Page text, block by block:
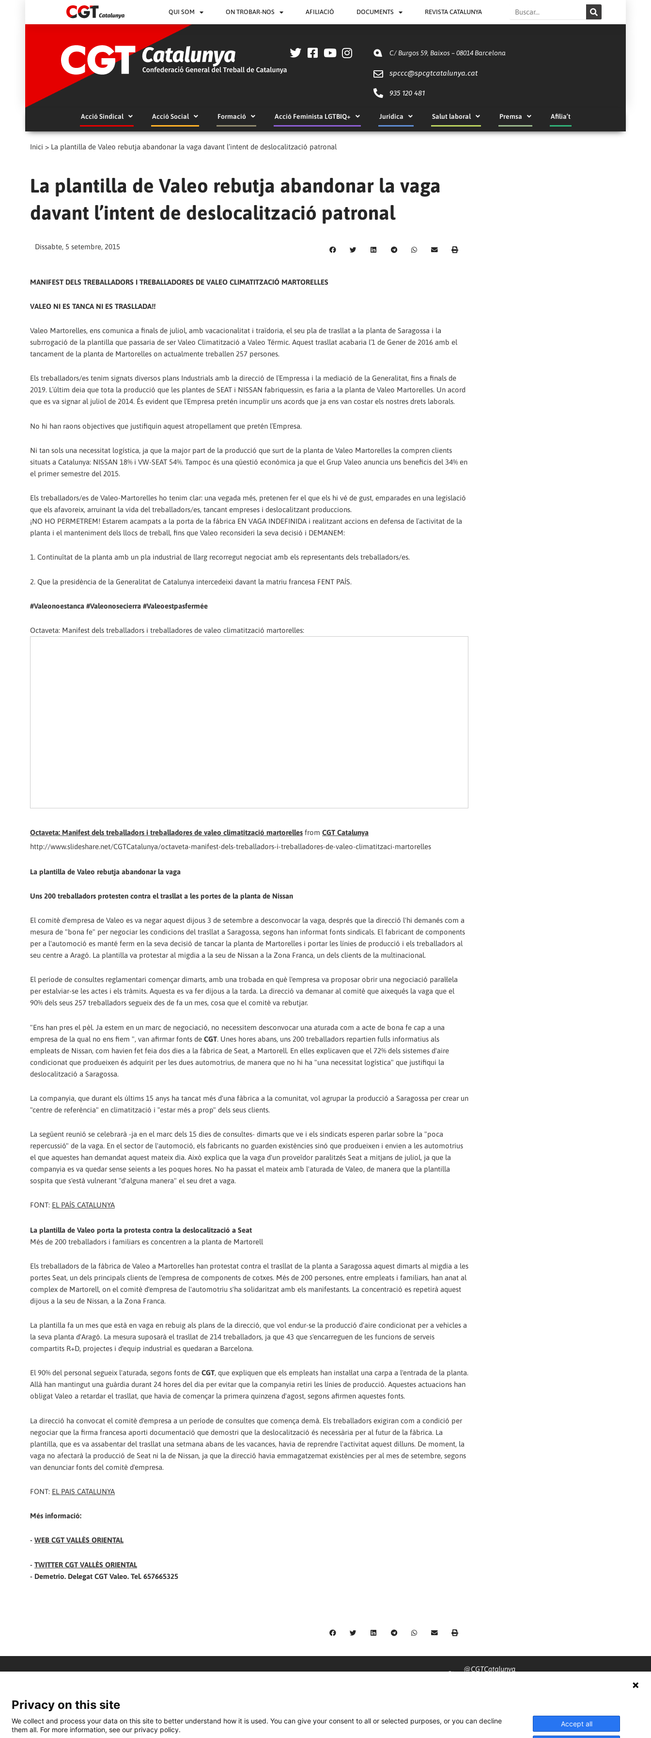
QUI SOM ON TROBAR-NOS AFILIACIÓ DOCUMENTS REVISTA CATALUNYA Search
C/ Burgos 59, Baixos – 08014 Barcelona
spccc@spcgtcatalunya.cat
935 120 481
Acció Sindical Acció Social Formació Acció Feminista LGTBIQ+ Jurídica Salut laboral Premsa Afilia’t
Inici > La plantilla de Valeo rebutja abandonar la vaga davant l’intent de deslocalització patronal
La plantilla de Valeo rebutja abandonar la vaga
davant l’intent de deslocalització patronal
Dissabte, 5 setembre, 2015
MANIFEST DELS TREBALLADORS I TREBALLADORES DE VALEO CLIMATITZACIÓ MARTORELLES
VALEO NI ES TANCA NI ES TRASLLADA!!
Valeo Martorelles, ens comunica a finals de juliol, amb vacacionalitat i traïdoria, el seu pla de trasllat a la planta de Saragossa i la
subrrogació de la plantilla que passaria de ser Valeo Climatització a Valeo Térmic. Aquest trasllat acabaria l´1 de Gener de 2016 amb el
tancament de la planta de Martorelles on actualmente treballen 257 persones.
Els treballadors/es tenim signats diversos plans Industrials amb la direcció de l´Empressa i la mediació de la Generalitat, fins a finals de
2019. L´últim deia que tota la producció que les plantes de SEAT i NISSAN fabriquessin, es faria a la planta de Valeo Martorelles. Un acord
que es va signar al juliol de 2014. És evident que l´Empresa pretén incumplir uns acords que ja ens van costar els nostres drets laborals.
No hi han raons objectives que justifiquin aquest atropellament que pretén l´Empresa.
Ni tan sols una necessitat logística, ja que la major part de la producció que surt de la planta de Valeo Martorelles la compren clients
situats a Catalunya: NISSAN 18% i VW-SEAT 54%. Tampoc és una qüestió econòmica ja que el Grup Valeo anuncia uns beneficis del 34% en
el primer semestre del 2015.
Els treballadors/es de Valeo-Martorelles ho tenim clar: una vegada més, pretenen fer el que els hi vé de gust, emparades en una legislació
que els afavoreix, arruinant la vida del treballadors/es, tancant empreses i deslocalitzant produccions.
¡NO HO PERMETREM! Estarem acampats a la porta de la fábrica EN VAGA INDEFINIDA i realitzant accions en defensa de l´activitat de la
planta i el manteniment dels llocs de treball, fins que Valeo reconsideri la seva decisió i DEMANEM:
1. Continuïtat de la planta amb un pla industrial de llarg recorregut negociat amb els representants dels treballadors/es.
2. Que la presidència de la Generalitat de Catalunya intercedeixi davant la matriu francesa FENT PAÍS.
#Valeonoestanca #Valeonosecierra #Valeoestpasfermée
Octaveta: Manifest dels treballadors i treballadores de valeo climatització martorelles:
Octaveta: Manifest dels treballadors i treballadores de valeo climatització martorelles from CGT Catalunya
http://www.slideshare.net/CGTCatalunya/octaveta-manifest-dels-treballadors-i-treballadores-de-valeo-climatitzaci-martorelles
La plantilla de Valeo rebutja abandonar la vaga
Uns 200 treballadors protesten contra el trasllat a les portes de la planta de Nissan
El comitè d'empresa de Valeo es va negar aquest dijous 3 de setembre a desconvocar la vaga, després que la direcció l'hi demanés com a
mesura de "bona fe" per negociar les condicions del trasllat a Saragossa, segons han informat fonts sindicals. El fabricant de components
per a l'automoció es manté ferm en la seva decisió de tancar la planta de Martorelles i portar les línies de producció i els treballadors al
seu centre a Aragó. La plantilla va protestar al migdia a la seu de Nissan a la Zona Franca, un dels clients de la multinacional.
El període de consultes reglamentari començar dimarts, amb una trobada en què l'empresa va proposar obrir una negociació paral·lela
per estalviar-se les actes i els tràmits. Aquesta es va fer dijous a la tarda. La direcció va demanar al comitè que aixequés la vaga que el
90% dels seus 257 treballadors segueix des de fa un mes, cosa que el comitè va rebutjar.
"Ens han pres el pèl. Ja estem en un marc de negociació, no necessitem desconvocar una aturada com a acte de bona fe cap a una
empresa de la qual no ens fiem ", van afirmar fonts de CGT. Unes hores abans, uns 200 treballadors repartien fulls informatius als
empleats de Nissan, com havien fet feia dos dies a la fàbrica de Seat, a Martorell. En elles explicaven que el 72% dels sistemes d'aire
condicionat que produeixen és adquirit per les dues automotrius, de manera que no hi ha "una necessitat logística" que justifiqui la
deslocalització a Saragossa.
La companyia, que durant els últims 15 anys ha tancat més d'una fàbrica a la comunitat, vol agrupar la producció a Saragossa per crear un
"centre de referència" en climatització i "estar més a prop" dels seus clients.
La següent reunió se celebrarà -ja en el marc dels 15 dies de consultes- dimarts que ve i els sindicats esperen parlar sobre la "poca
repercussió" de la vaga. En el sector de l'automoció, els fabricants no guarden existències sinó que produeixen i envien a les automotrius
el que aquestes han demandat aquest mateix dia. Això explica que la vaga d'un proveïdor paralitzés Seat a mitjans de juliol, ja que la
companyia es va quedar sense seients a les poques hores. No ha passat el mateix amb l'aturada de Valeo, de manera que la plantilla
sospita que s'està vulnerant "d'alguna manera" el seu dret a vaga.
FONT: EL PAÍS CATALUNYA
La plantilla de Valeo porta la protesta contra la deslocalització a Seat
Més de 200 treballadors i familiars es concentren a la planta de Martorell
Els treballadors de la fàbrica de Valeo a Martorelles han protestat contra el trasllat de la planta a Saragossa aquest dimarts al migdia a les
portes Seat, un dels principals clients de l'empresa de components de cotxes. Més de 200 persones, entre empleats i familiars, han anat al
complex de Martorell, on el comitè d'empresa de l'automotriu s'ha solidaritzat amb els manifestants. La concentració es repetirà aquest
dijous a la seu de Nissan, a la Zona Franca.
La plantilla fa un mes que està en vaga en rebuig als plans de la direcció, que vol endur-se la producció d'aire condicionat per a vehicles a
la seva planta d'Aragó. La mesura suposarà el trasllat de 214 treballadors, ja que 43 que s'encarreguen de les funcions de serveis
compartits R+D, projectes i d'equip industrial es quedaran a Barcelona.
El 90% del personal segueix l'aturada, segons fonts de CGT, que expliquen que els empleats han instal·lat una carpa a l'entrada de la planta.
Allà han mantingut una guàrdia durant 24 hores del dia per evitar que la companyia retiri les línies de producció. Aquestes actuacions han
obligat Valeo a retardar el trasllat, que havia de començar la primera quinzena d'agost, segons afirmen aquestes fonts.
La direcció ha convocat el comitè d'empresa a un període de consultes que comença demà. Els treballadors exigiran com a condició per
negociar que la firma francesa aporti documentació que demostri que la deslocalització és necessària per al futur de la fàbrica. La
plantilla, que es va assabentar del trasllat una setmana abans de les vacances, havia de reprendre l'activitat aquest dilluns. De moment, la
vaga no afectarà la producció de Seat ni la de Nissan, ja que la direcció havia emmagatzemat existències per al mes de setembre, segons
van denunciar fonts del comitè d'empresa.
FONT: EL PAIS CATALUNYA
Més informació:
- WEB CGT VALLÈS ORIENTAL
- TWITTER CGT VALLÈS ORIENTAL
- Demetrio. Delegat CGT Valeo. Tel. 657665325
@CGTCatalunya
cgtcatalunya
Privacy on this site
We collect and process your data on this site to better understand how it is used. You can give your consent to all or selected purposes, or you can decline
them all. For more information, see our privacy policy.
Accept all